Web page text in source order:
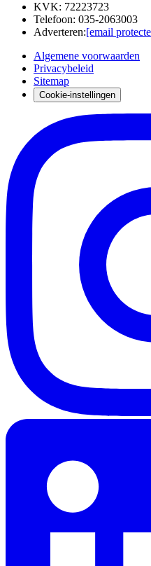
KVK: 72223723
Telefoon: 035-2063003
Adverteren:[email
Algemene voorwaarden
Privacybeleid
Sitemap
Cookie-instellingen